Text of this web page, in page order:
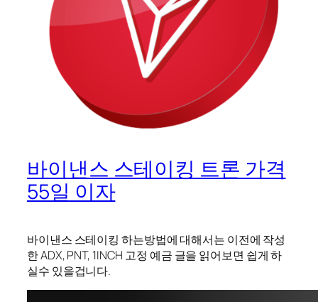
바이낸스 스테이킹 트론 가격
55일 이자
바이낸스 스테이킹 하는방법에 대해서는 이전에 작성
한 ADX, PNT, 1INCH 고정 예금 글을 읽어보면 쉽게 하
실수 있을겁니다.